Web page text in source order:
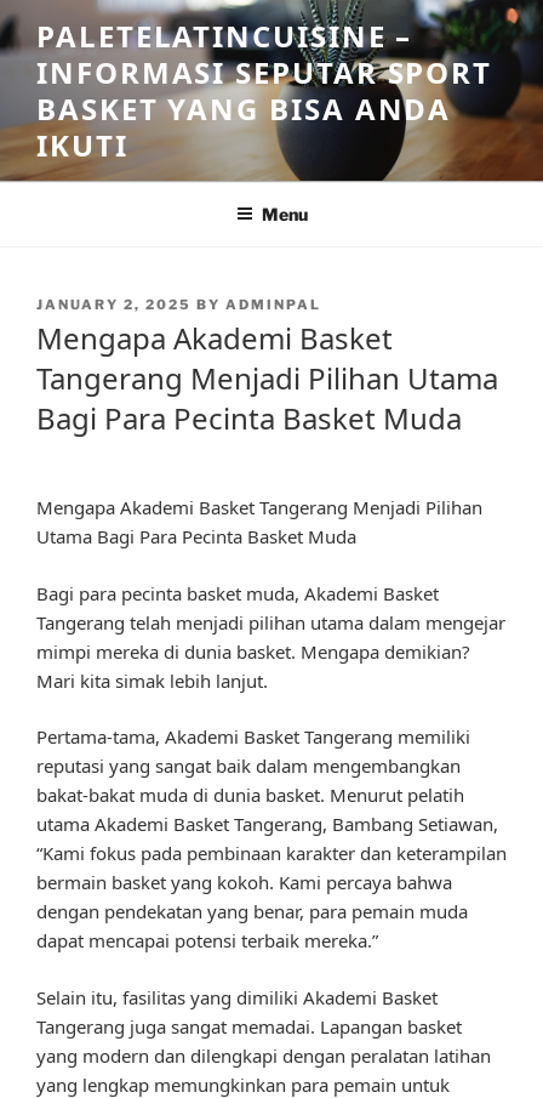
Skip
to
content
PALETELATINCUISINE –
INFORMASI SEPUTAR SPORT
BASKET YANG BISA ANDA
IKUTI
Menu
POSTED
JANUARY 2, 2025 BY ADMINPAL
Mengapa Akademi Basket
Tangerang Menjadi Pilihan Utama
Bagi Para Pecinta Basket Muda
Mengapa Akademi Basket Tangerang Menjadi Pilihan
Utama Bagi Para Pecinta Basket Muda
Bagi para pecinta basket muda, Akademi Basket
Tangerang telah menjadi pilihan utama dalam mengejar
mimpi mereka di dunia basket. Mengapa demikian?
Mari kita simak lebih lanjut.
Pertama-tama, Akademi Basket Tangerang memiliki
reputasi yang sangat baik dalam mengembangkan
bakat-bakat muda di dunia basket. Menurut pelatih
utama Akademi Basket Tangerang, Bambang Setiawan,
“Kami fokus pada pembinaan karakter dan keterampilan
bermain basket yang kokoh. Kami percaya bahwa
dengan pendekatan yang benar, para pemain muda
dapat mencapai potensi terbaik mereka.”
Selain itu, fasilitas yang dimiliki Akademi Basket
Tangerang juga sangat memadai. Lapangan basket
yang modern dan dilengkapi dengan peralatan latihan
yang lengkap memungkinkan para pemain untuk